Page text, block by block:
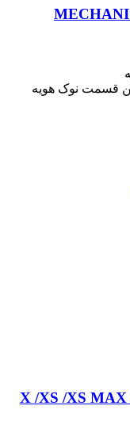
قسمت نوک هویه